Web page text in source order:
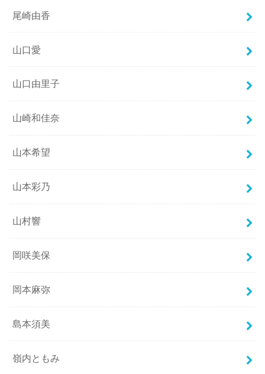
尾崎由香
山口愛
山口由里子
山崎和佳奈
山本希望
山本彩乃
山村響
岡咲美保
岡本麻弥
島本須美
嶺内ともみ